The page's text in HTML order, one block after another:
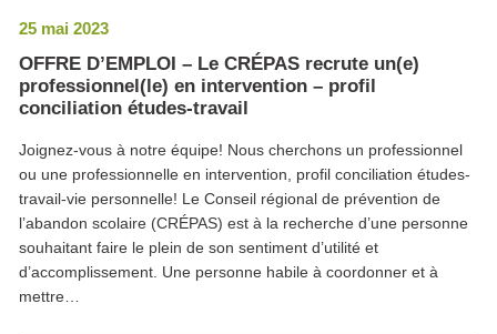
25 mai 2023
OFFRE D’EMPLOI – Le CRÉPAS recrute un(e)
professionnel(le) en intervention – profil
conciliation études-travail
Joignez-vous à notre équipe! Nous cherchons un professionnel
ou une professionnelle en intervention, profil conciliation études-
travail-vie personnelle! Le Conseil régional de prévention de
l’abandon scolaire (CRÉPAS) est à la recherche d’une personne
souhaitant faire le plein de son sentiment d’utilité et
d’accomplissement. Une personne habile à coordonner et à
mettre…